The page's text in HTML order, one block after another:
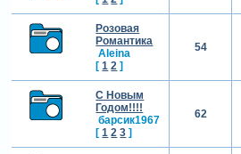
Розовая
Романтика
Aleina
[ 1 2 ]
54
С Новым
Годом!!!!
барсик1967
[ 1 2 3 ]
62